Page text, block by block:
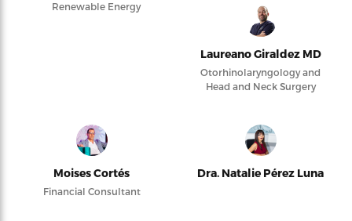
Renewable Energy
Laureano Giraldez MD
Otorhinolaryngology and
Head and Neck Surgery
Moises Cortés
Financial Consultant
Dra. Natalie Pérez Luna